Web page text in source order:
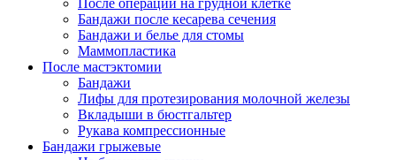
После операций на грудной клетке
Бандажи после кесарева сечения
Бандажи и белье для стомы
Маммопластика
После мастэктомии
Бандажи
Лифы для протезирования молочной железы
Вкладыши в бюстгальтер
Рукава компрессионные
Бандажи грыжевые